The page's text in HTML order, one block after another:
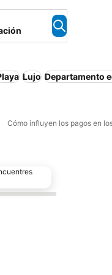
Lujo Departamento
Cómo influyen los pagos en